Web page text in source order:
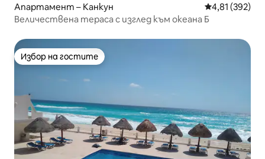
Апартамент – Канкун Средна
4,81 (392)
Величествена тераса с изглед към океана Б
Избор на гостите
Избор на гостите